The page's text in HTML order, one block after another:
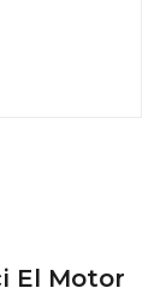
El Motor